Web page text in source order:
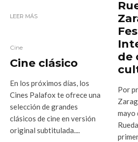
LEER MÁS
Cine
Cine clásico
En los próximos días, los
Cines Palafox te ofrece una
selección de grandes
clásicos de cine en versión
original subtitulada....
de
Por
mayo